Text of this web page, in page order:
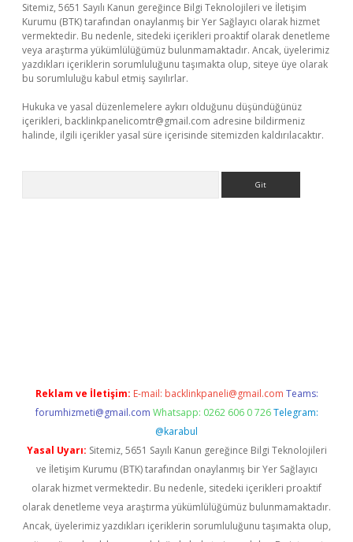
Sitemiz, 5651 Sayılı Kanun gereğince Bilgi Teknolojileri ve İletişim
Kurumu (BTK) tarafından onaylanmış bir Yer Sağlayıcı olarak hizmet
vermektedir. Bu nedenle, sitedeki içerikleri proaktif olarak denetleme
veya araştırma yükümlülüğümüz bulunmamaktadır. Ancak, üyelerimiz
yazdıkları içeriklerin sorumluluğunu taşımakta olup, siteye üye olarak
bu sorumluluğu kabul etmiş sayılırlar.
Hukuka ve yasal düzenlemelere aykırı olduğunu düşündüğünüz
içerikleri, backlinkpanelicomtr@gmail.com adresine bildirmeniz
halinde, ilgili içerikler yasal süre içerisinde sitemizden kaldırılacaktır.
Reklam ve İletişim: E-mail: backlinkpaneli@gmail.com Teams:
forumhizmeti@gmail.com Whatsapp: 0262 606 0 726 Telegram:
@karabul
Yasal Uyarı: Sitemiz, 5651 Sayılı Kanun gereğince Bilgi Teknolojileri
ve İletişim Kurumu (BTK) tarafından onaylanmış bir Yer Sağlayıcı
olarak hizmet vermektedir. Bu nedenle, sitedeki içerikleri proaktif
olarak denetleme veya araştırma yükümlülüğümüz bulunmamaktadır.
Ancak, üyelerimiz yazdıkları içeriklerin sorumluluğunu taşımakta olup,